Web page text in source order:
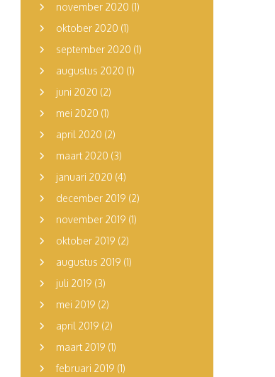
november 2020 (1)
oktober 2020 (1)
september 2020 (1)
augustus 2020 (1)
juni 2020 (2)
mei 2020 (1)
april 2020 (2)
maart 2020 (3)
januari 2020 (4)
december 2019 (2)
november 2019 (1)
oktober 2019 (2)
augustus 2019 (1)
juli 2019 (3)
mei 2019 (2)
april 2019 (2)
maart 2019 (1)
februari 2019 (1)